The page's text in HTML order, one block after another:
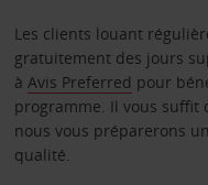
Les clients louant
gratuitement des jours
à Avis Preferred pour
programme. Il vous suffit
nous vous préparerons
qualité.